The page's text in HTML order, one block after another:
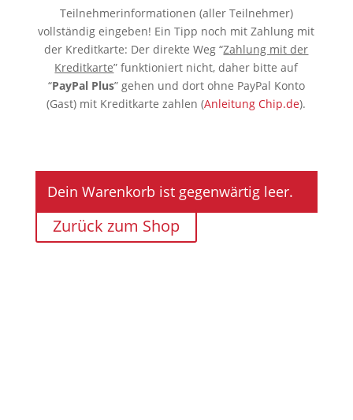
Teilnehmerinformationen (aller Teilnehmer)
vollständig eingeben! Ein Tipp noch mit Zahlung mit
der Kreditkarte: Der direkte Weg “Zahlung mit der
Kreditkarte” funktioniert nicht, daher bitte auf
“PayPal Plus” gehen und dort ohne PayPal Konto
(Gast) mit Kreditkarte zahlen (Anleitung Chip.de).
Dein Warenkorb ist gegenwärtig leer.
Zurück zum Shop